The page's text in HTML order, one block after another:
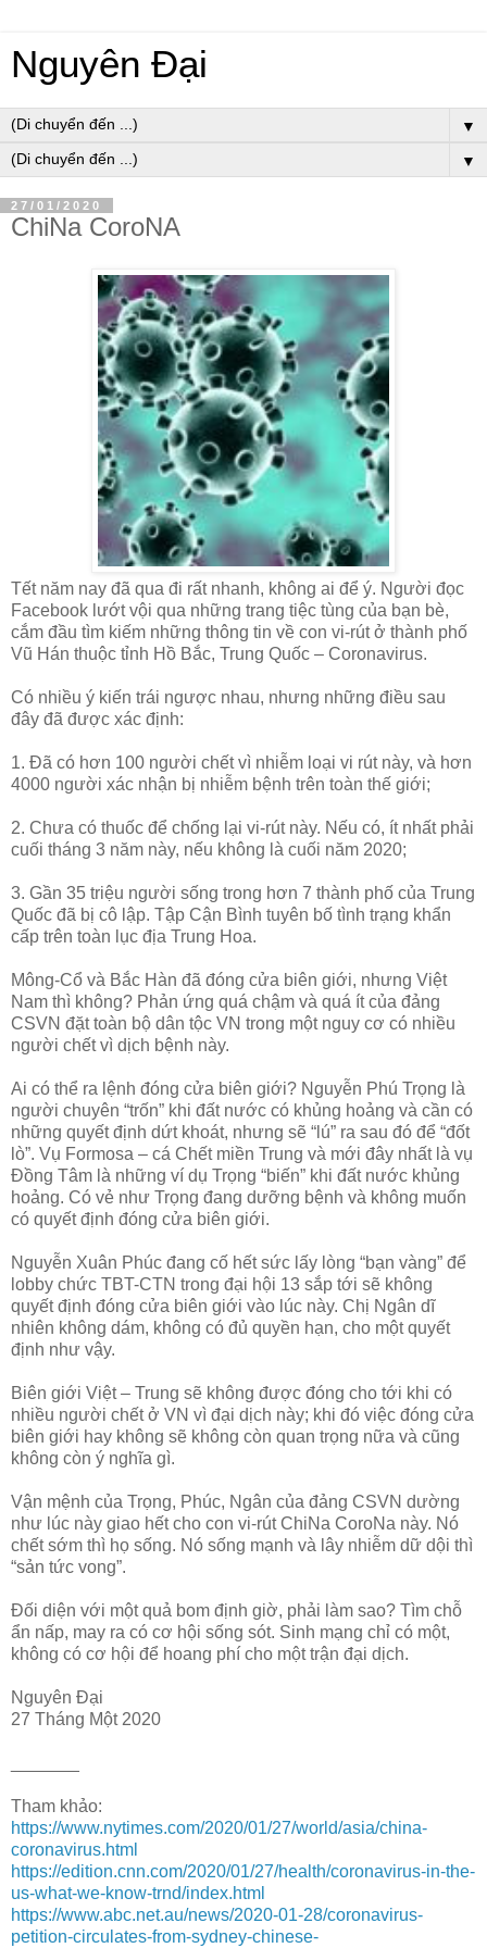
Nguyên Đại
▼
▼
27/01/2020
ChiNa CoroNA
Tết năm nay đã qua đi rất nhanh, không ai để ý. Người đọc
Facebook lướt vội qua những trang tiệc tùng của bạn bè,
cắm đầu tìm kiếm những thông tin về con vi-rút ở thành phố
Vũ Hán thuộc tỉnh Hồ Bắc, Trung Quốc – Coronavirus.
Có nhiều ý kiến trái ngược nhau, nhưng những điều sau
đây đã được xác định:
1. Đã có hơn 100 người chết vì nhiễm loại vi rút này, và hơn
4000 người xác nhận bị nhiễm bệnh trên toàn thế giới;
2. Chưa có thuốc để chống lại vi-rút này. Nếu có, ít nhất phải
cuối tháng 3 năm này, nếu không là cuối năm 2020;
3. Gần 35 triệu người sống trong hơn 7 thành phố của Trung
Quốc đã bị cô lập. Tập Cận Bình tuyên bố tình trạng khẩn
cấp trên toàn lục địa Trung Hoa.
Mông-Cổ và Bắc Hàn đã đóng cửa biên giới, nhưng Việt
Nam thì không? Phản ứng quá chậm và quá ít của đảng
CSVN đặt toàn bộ dân tộc VN trong một nguy cơ có nhiều
người chết vì dịch bệnh này.
Ai có thể ra lệnh đóng cửa biên giới? Nguyễn Phú Trọng là
người chuyên “trốn” khi đất nước có khủng hoảng và cần có
những quyết định dứt khoát, nhưng sẽ “lú” ra sau đó để “đốt
lò”. Vụ Formosa – cá Chết miền Trung và mới đây nhất là vụ
Đồng Tâm là những ví dụ Trọng “biến” khi đất nước khủng
hoảng. Có vẻ như Trọng đang dưỡng bệnh và không muốn
có quyết định đóng cửa biên giới.
Nguyễn Xuân Phúc đang cố hết sức lấy lòng “bạn vàng” để
lobby chức TBT-CTN trong đại hội 13 sắp tới sẽ không
quyết định đóng cửa biên giới vào lúc này. Chị Ngân dĩ
nhiên không dám, không có đủ quyền hạn, cho một quyết
định như vậy.
Biên giới Việt – Trung sẽ không được đóng cho tới khi có
nhiều người chết ở VN vì đại dịch này; khi đó việc đóng cửa
biên giới hay không sẽ không còn quan trọng nữa và cũng
không còn ý nghĩa gì.
Vận mệnh của Trọng, Phúc, Ngân của đảng CSVN dường
như lúc này giao hết cho con vi-rút ChiNa CoroNa này. Nó
chết sớm thì họ sống. Nó sống mạnh và lây nhiễm dữ dội thì
“sản tức vong”.
Đối diện với một quả bom định giờ, phải làm sao? Tìm chỗ
ẩn nấp, may ra có cơ hội sống sót. Sinh mạng chỉ có một,
không có cơ hội để hoang phí cho một trận đại dịch.
Nguyên Đại
27 Tháng Một 2020
Tham khảo:
https://www.nytimes.com/2020/01/27/world/asia/china-
coronavirus.html
https://edition.cnn.com/2020/01/27/health/coronavirus-in-the-
us-what-we-know-trnd/index.html
https://www.abc.net.au/news/2020-01-28/coronavirus-
petition-circulates-from-sydney-chinese-